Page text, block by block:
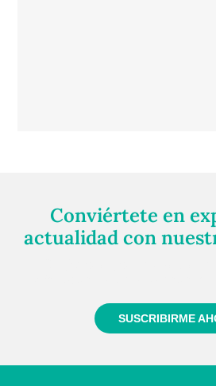
Conviértete en
actualidad con
SUSCRIBIRME